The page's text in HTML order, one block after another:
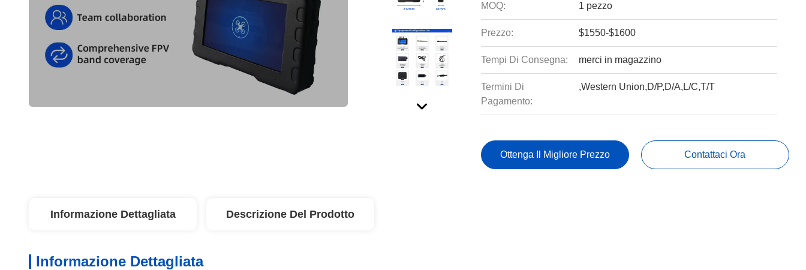
MOQ: 1 pezzo
Prezzo: $1550-$1600
Tempi Di Consegna: merci in magazzino
Termini Di
Pagamento:
,Western Union,D/P,D/A,L/C,T/T
Ottenga Il Migliore Prezzo Contattaci Ora
Informazione Dettagliata Descrizione Del Prodotto
Informazione Dettagliata